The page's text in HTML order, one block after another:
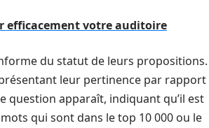
efficacement votre auditoire
du statut de leurs propositions.
leur pertinence par rapport
question apparaît, indiquant qu’il est
qui sont dans le top 10 000 ou le